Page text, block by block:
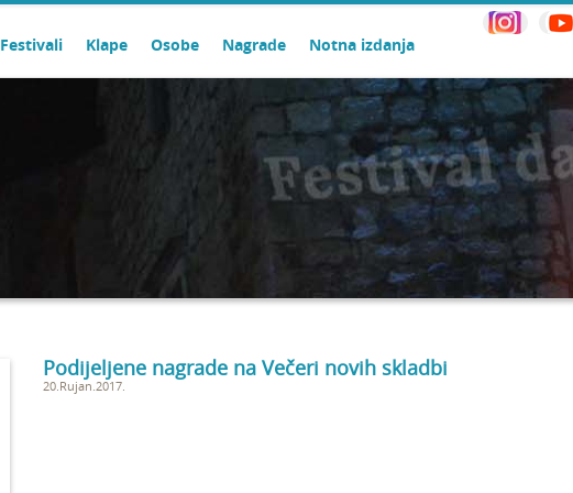
Festivali Klape Osobe Nagrade Notna izdanja
Podijeljene nagrade na Večeri novih skladbi
20.Rujan.2017.